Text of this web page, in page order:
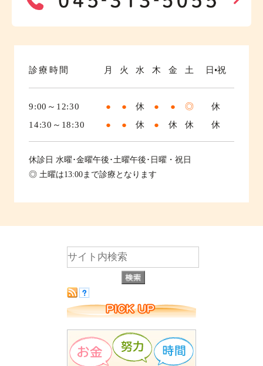
診療時間 月 火 水 木 金 土 日•祝
9:00～12:30 ● ● 休 ● ● ◎
休
14:30～18:30
● ● 休 ● 休 休 休
休診日 水曜･金曜午後･土曜午後･日曜・祝日
◎ 土曜は13:00まで診療となります